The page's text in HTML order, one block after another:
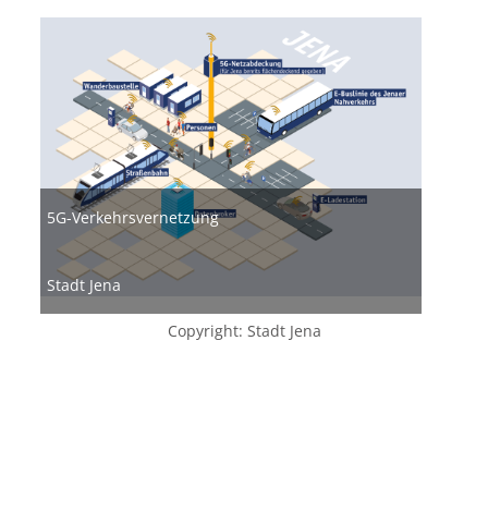
5G-Verkehrsvernetzung
Stadt Jena
Copyright: Stadt Jena